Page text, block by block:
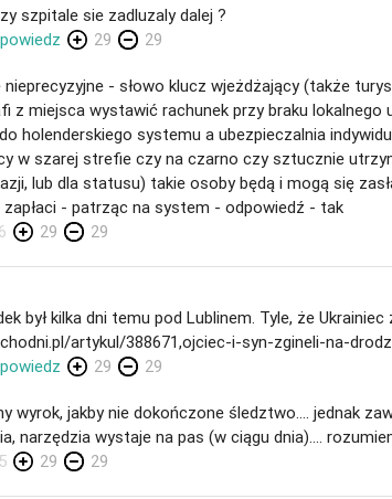
szpitale sie zadluzaly dalej ?
29 29
nieprecyzyjne - słowo klucz wjeżdżający (także
z miejsca wystawić rachunek przy braku lokalnego
holenderskiego systemu a ubezpieczalnia
w szarej strefie czy na czarno czy sztucznie
lub dla statusu) takie osoby będą i mogą się
- patrząc na system - odpowiedź - tak
29 29
był kilka dni temu pod Lublinem. Tyle, że
artykul/388671,ojciec-i-syn-zgineli-na-
29 29
wyrok, jakby nie dokończone śledztwo.... jednak
narzędzia wystaje na pas (w ciągu dnia)....
29 29